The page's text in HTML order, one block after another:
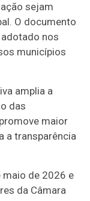
sejam
O documento
nos
municípios
amplia a
das
maior
a transparência
de 2026 e
da Câmara